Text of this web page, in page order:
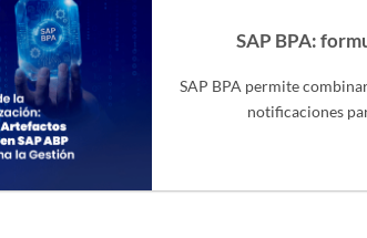
SAP BPA:
SAP BPA permite
notificaciones